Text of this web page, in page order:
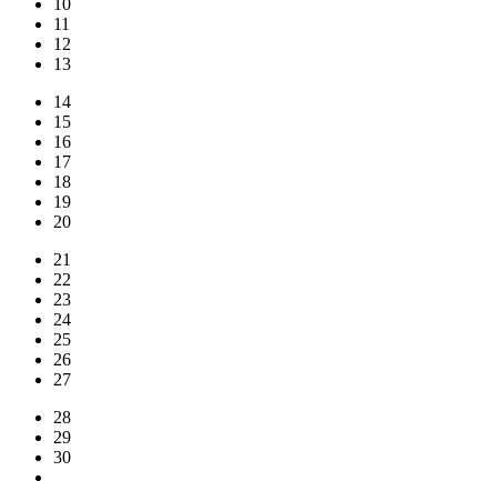
11
12
13
14
15
16
17
18
19
20
21
22
23
24
25
26
27
28
29
30